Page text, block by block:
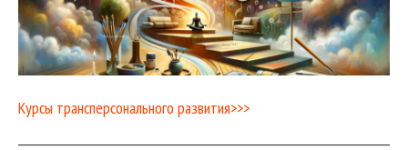
Курсы трансперсонального развития>>>